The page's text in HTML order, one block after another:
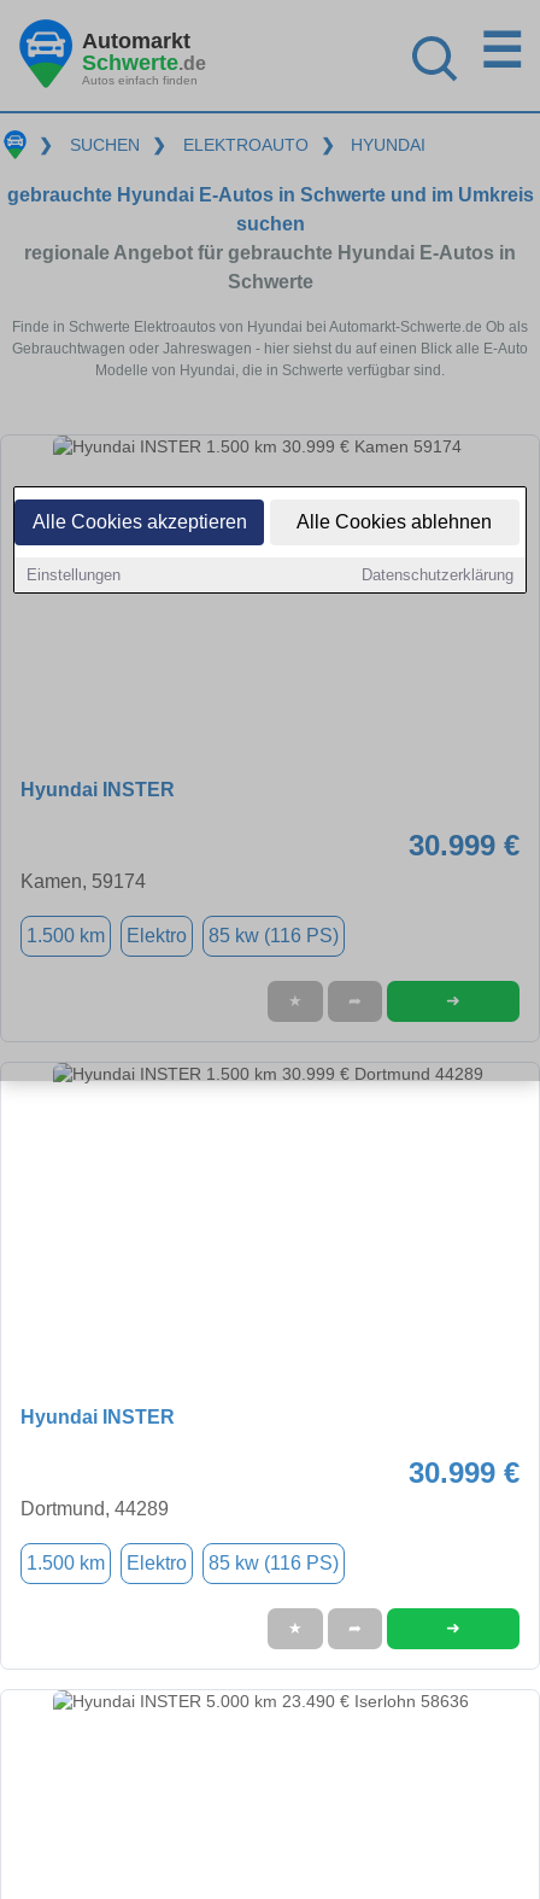
Alle Cookies akzeptieren Alle Cookies ablehnen
Einstellungen Datenschutzerklärung
Automarkt
Schwerte.de
Autos einfach finden
☰
❯ SUCHEN ❯ ELEKTROAUTO ❯ HYUNDAI
gebrauchte Hyundai E-Autos in Schwerte und im Umkreis
suchen
regionale Angebot für gebrauchte Hyundai E-Autos in
Schwerte
Finde in Schwerte Elektroautos von Hyundai bei Automarkt-Schwerte.de Ob als
Gebrauchtwagen oder Jahreswagen - hier siehst du auf einen Blick alle E-Auto
Modelle von Hyundai, die in Schwerte verfügbar sind.
Hyundai INSTER
30.999 €
Kamen, 59174
1.500 km Elektro 85 kw (116 PS)
★ ➦ ➜
Hyundai INSTER
30.999 €
Dortmund, 44289
1.500 km Elektro 85 kw (116 PS)
★ ➦ ➜